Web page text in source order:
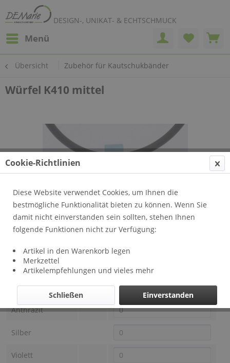
DESIGN-, UNIKAT- & ECHTSCHMUCK
Menü
Übersicht Zubehör für Kautschukbänder
Würfel K410 mittel
Lieferzeit: ca 1 - 3 Wochen
Farbe OTRACOSA
Preis
Auswahl
Schwarz
Anthrazit
Silber
Violett
Cookie-Richtlinien
Diese Website verwendet Cookies, um Ihnen die
bestmögliche Funktionalität bieten zu können. Wenn Sie
damit nicht einverstanden sein sollten, stehen Ihnen
folgende Funktionen nicht zur Verfügung:
Artikel in den Warenkorb legen
Merkzettel
Artikelempfehlungen und vieles mehr
Einverstanden
Schließen